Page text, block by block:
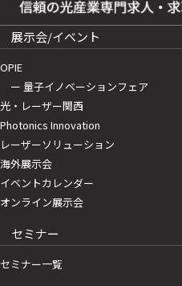
展示会/イベント
OPIE
ー 量子イノベーションフェア
光・レーザー関西
Photonics Innovation
レーザーソリューション
海外展示会
イベントカレンダー
オンライン展示会
セミナー
セミナー一覧